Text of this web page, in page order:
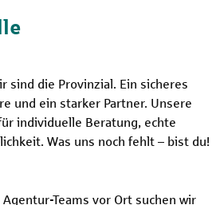
sind die Provinzial. Ein sicheres
und ein starker Partner. Unsere
individuelle Beratung, echte
Was uns noch fehlt – bist du!
Teams vor Ort suchen wir